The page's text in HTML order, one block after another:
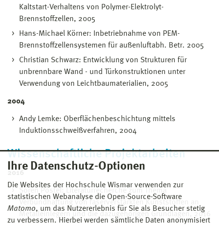
Ihre Datenschutz-Optionen
Die Websites der Hochschule Wismar verwenden zur
statistischen Webanalyse die Open-Source-Software
Matomo, um das Nutzererlebnis für Sie als Besucher stetig
zu verbessern. Hierbei werden sämtliche Daten anonymisiert
Kaltstart-Verhaltens von Polymer-Elektrolyt-
Brennstoffzellen, 2005
Hans-Michael Körner: Inbetriebnahme von PEM-
Brennstoffzellensystemen für außenluftabh. Betr. 2005
Christian Schwarz: Entwicklung von Strukturen für
unbrennbare Wand - und Türkonstruktionen unter
Verwendung von Leichtbaumaterialien, 2005
2004
Andy Lemke: Oberflächenbeschichtung mittels
Induktionsschweißverfahren, 2004
Wissenschaftliche Projektarbeiten
Verbundhaftung von faserverstärkten Kunststoffen an
Metalleinlegern und die dazugehörigen Grundlagen, 2016